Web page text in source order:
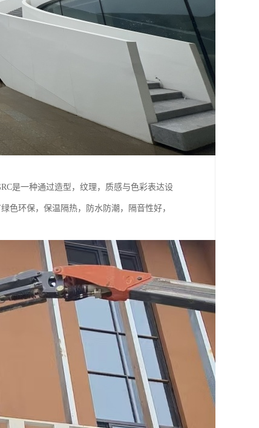
是一种通过造型，纹理，质感与色彩表达设
色环保，保温隔热，防水防潮，隔音性好，